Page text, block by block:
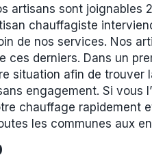
artisans sont
chauffagiste
de nos services. Nos
ces derniers. Dans un
situation afin de trouver
engagement. Si vous
chauffage rapidement
les communes aux